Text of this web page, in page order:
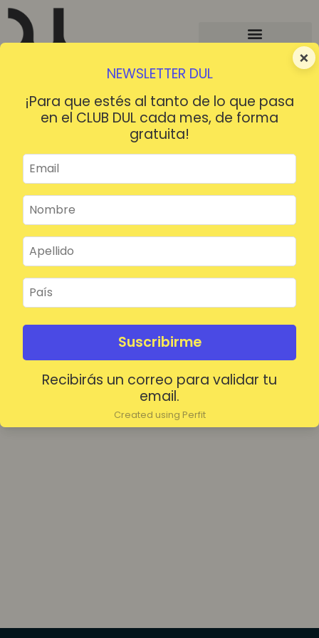
×
NEWSLETTER DUL
¡Para que estés al tanto de lo que pasa
en el CLUB DUL cada mes, de forma
gratuita!
Suscribirme
Recibirás un correo para validar tu
email.
Created using Perfit
¡HOLA!
Mantenerme conectado
Acceder